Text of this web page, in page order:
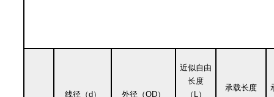
线径（d） 外径（OD）
近似自由
长度
（L）
承载长度